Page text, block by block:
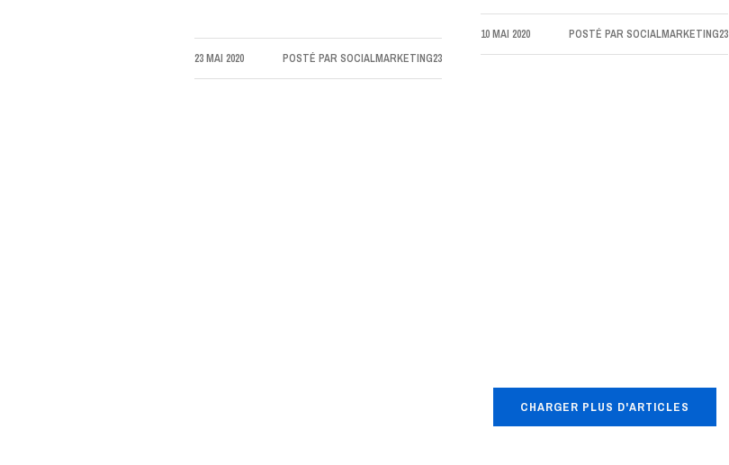
23 MAI 2020 POSTÉ PAR SOCIALMARKETING23
10 MAI 2020 POSTÉ PAR SOCIALMARKETING23
CHARGER PLUS D'ARTICLES